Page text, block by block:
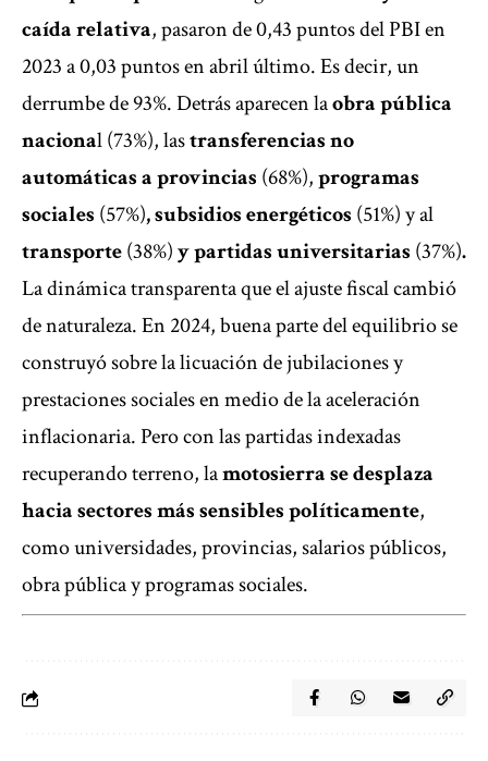
caída relativa, pasaron de 0,43 puntos del PBI en
2023 a 0,03 puntos en abril último. Es decir, un
derrumbe de 93%. Detrás aparecen laobra pública
nacional (73%), lastransferencias no
automáticas a provincias (68%),programas
sociales (57%), subsidios energéticos (51%) y al
transporte(38%)y partidas universitarias (37%).
La dinámica transparenta que el ajuste fiscal cambió
de naturaleza. En 2024, buena parte del equilibrio se
construyó sobre la licuación de jubilaciones y
prestaciones sociales en medio de la aceleración
inflacionaria. Pero con las partidas indexadas
recuperando terreno, lamotosierra se desplaza
hacia sectores más sensibles políticamente,
como universidades, provincias, salarios públicos,
obra pública y programas sociales.